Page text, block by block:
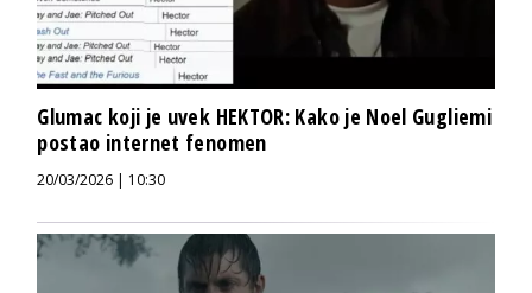
Glumac koji je uvek HEKTOR: Kako je Noel Gugliemi
postao internet fenomen
20/03/2026 | 10:30